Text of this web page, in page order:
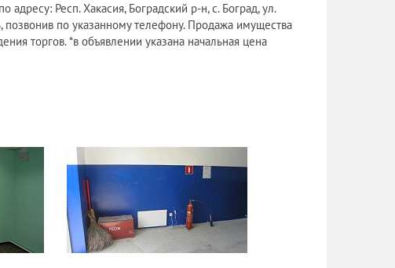
Респ. Хакасия, Боградский р-н, с. Боград, ул.
по указанному телефону. Продажа имущества
торгов. *в объявлении указана начальная цена